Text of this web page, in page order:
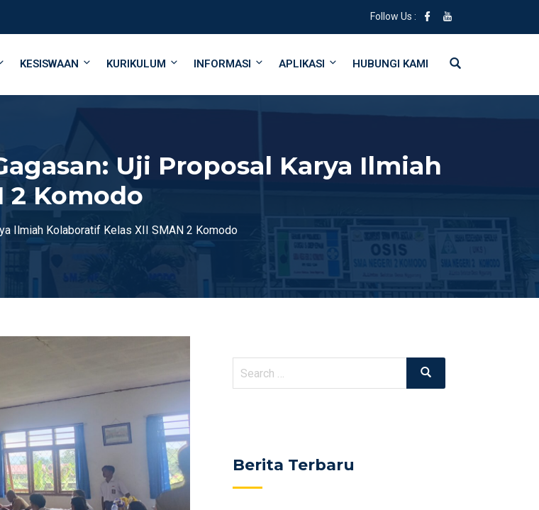
Follow Us :
KESISWAAN KURIKULUM INFORMASI APLIKASI HUBUNGI KAMI
Uji Proposal Karya Ilmiah
2 Komodo
Ilmiah Kolaboratif Kelas XII SMAN 2 Komodo
Search
Search
Berita Terbaru